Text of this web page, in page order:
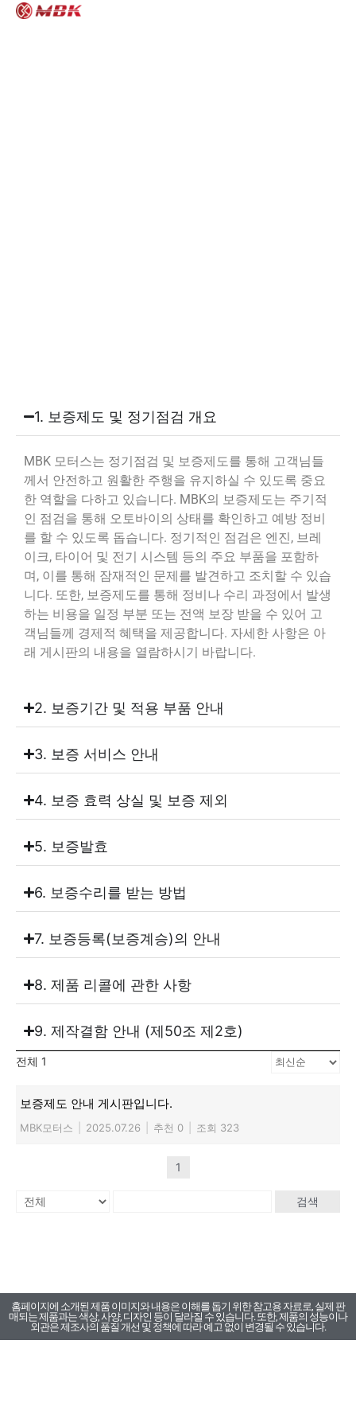
1. 보증제도 및 정기점검 개요
MBK 모터스는 정기점검 및 보증제도를 통해 고객님들
께서 안전하고 원활한 주행을 유지하실 수 있도록 중요
한 역할을 다하고 있습니다. MBK의 보증제도는 주기적
인 점검을 통해 오토바이의 상태를 확인하고 예방 정비
를 할 수 있도록 돕습니다. 정기적인 점검은 엔진, 브레
이크, 타이어 및 전기 시스템 등의 주요 부품을 포함하
며, 이를 통해 잠재적인 문제를 발견하고 조치할 수 있습
니다. 또한, 보증제도를 통해 정비나 수리 과정에서 발생
하는 비용을 일정 부분 또는 전액 보장 받을 수 있어 고
객님들께 경제적 혜택을 제공합니다. 자세한 사항은 아
래 게시판의 내용을 열람하시기 바랍니다.
2. 보증기간 및 적용 부품 안내
3. 보증 서비스 안내
4. 보증 효력 상실 및 보증 제외
5. 보증발효
6. 보증수리를 받는 방법
7. 보증등록(보증계승)의 안내
8. 제품 리콜에 관한 사항
9. 제작결함 안내 (제50조 제2호)
전체 1
보증제도 안내 게시판입니다.
MBK모터스 2025.07.26 추천 0 조회 323
1
검색
홈페이지에 소개된 제품 이미지와 내용은 이해를 돕기 위한 참고용 자료로, 실제 판
매되는 제품과는 색상, 사양, 디자인 등이 달라질 수 있습니다. 또한, 제품의 성능이나
외관은 제조사의 품질 개선 및 정책에 따라 예고 없이 변경될 수 있습니다.